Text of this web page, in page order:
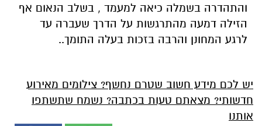
והתהדרה בשמלה כיאה למעמד , בשלב הנאום אף
הזילה דמעה מהתרגשות על הדרך שעברה עד
לרגע המחונן והרבה בזכות בעלה התומך..
יש לכם מידע חשוב שטרם נחשף? צילומים מאירוע
חדשותי? מצאתם טעות בכתבה? נשמח שתשתפו
אותנו